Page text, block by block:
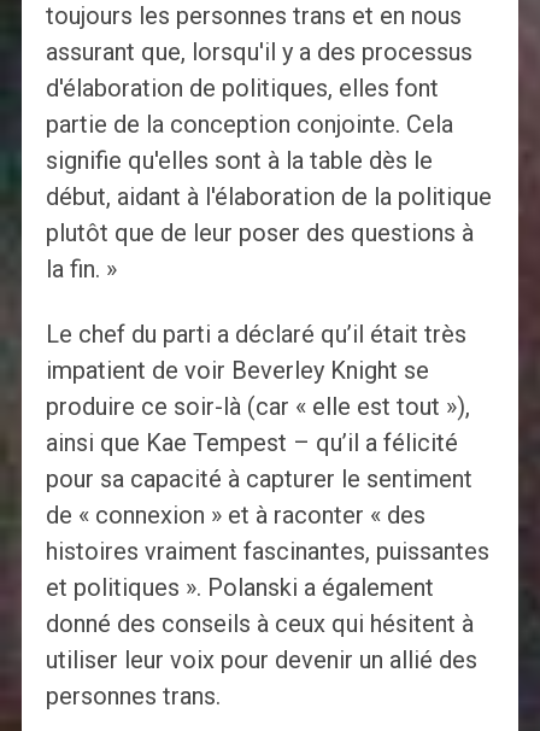
toujours les personnes trans et en nous
assurant que, lorsqu'il y a des processus
d'élaboration de politiques, elles font
partie de la conception conjointe. Cela
signifie qu'elles sont à la table dès le
début, aidant à l'élaboration de la politique
plutôt que de leur poser des questions à
la fin. »
Le chef du parti a déclaré qu’il était très
impatient de voir Beverley Knight se
produire ce soir-là (car « elle est tout »),
ainsi que Kae Tempest – qu’il a félicité
pour sa capacité à capturer le sentiment
de « connexion » et à raconter « des
histoires vraiment fascinantes, puissantes
et politiques ». Polanski a également
donné des conseils à ceux qui hésitent à
utiliser leur voix pour devenir un allié des
personnes trans.